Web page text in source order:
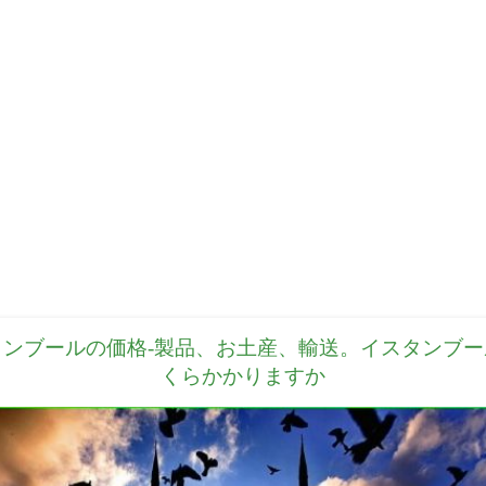
ブールの価格-製品、お土産、輸送。イスタンブ
くらかかりますか